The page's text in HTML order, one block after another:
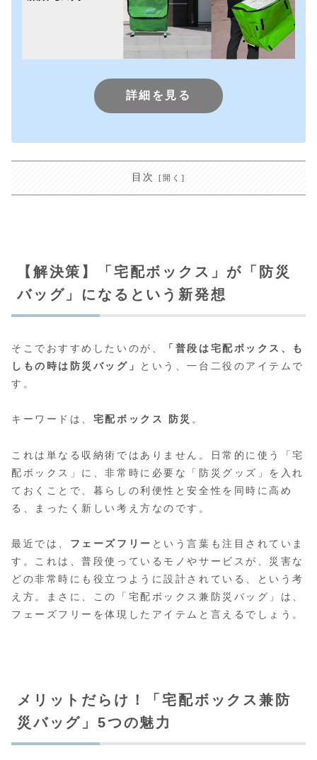
詳細を見る
目次
【解決策】「宅配ボックス」が「防災
バッグ」になるという新発想
そこでおすすめしたいのが、
「普段は宅配ボックス、も
しもの時は防災バッグ」
という、一台二役のアイテムで
す。
キーワードは、 宅配ボックス 防災 。
これは単なる収納術ではありません。日常的に使う「宅
配ボックス」に、非常時に必要な「防災グッズ」を入れ
ておくことで、暮らしの利便性と安全性を同時に高め
る、まったく新しい考え方なのです。
最近では、 フェーズフリー という言葉も注目されていま
す。これは、普段使っているモノやサービスが、災害な
どの非常時にも役立つように設計されている、という考
え方。まさに、この「宅配ボックス兼防災バッグ」は、
フェーズフリーを体現したアイテムと言えるでしょう。
メリットだらけ！「宅配ボックス兼防
災バッグ」5つの魅力